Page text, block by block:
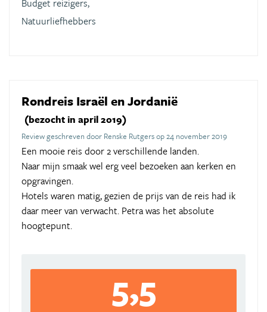
Budget reizigers,
Natuurliefhebbers
Rondreis Israël en Jordanië
(bezocht in april 2019)
Review geschreven door Renske Rutgers op 24 november 2019
Een mooie reis door 2 verschillende landen.
Naar mijn smaak wel erg veel bezoeken aan kerken en
opgravingen.
Hotels waren matig, gezien de prijs van de reis had ik
daar meer van verwacht. Petra was het absolute
hoogtepunt.
5,5